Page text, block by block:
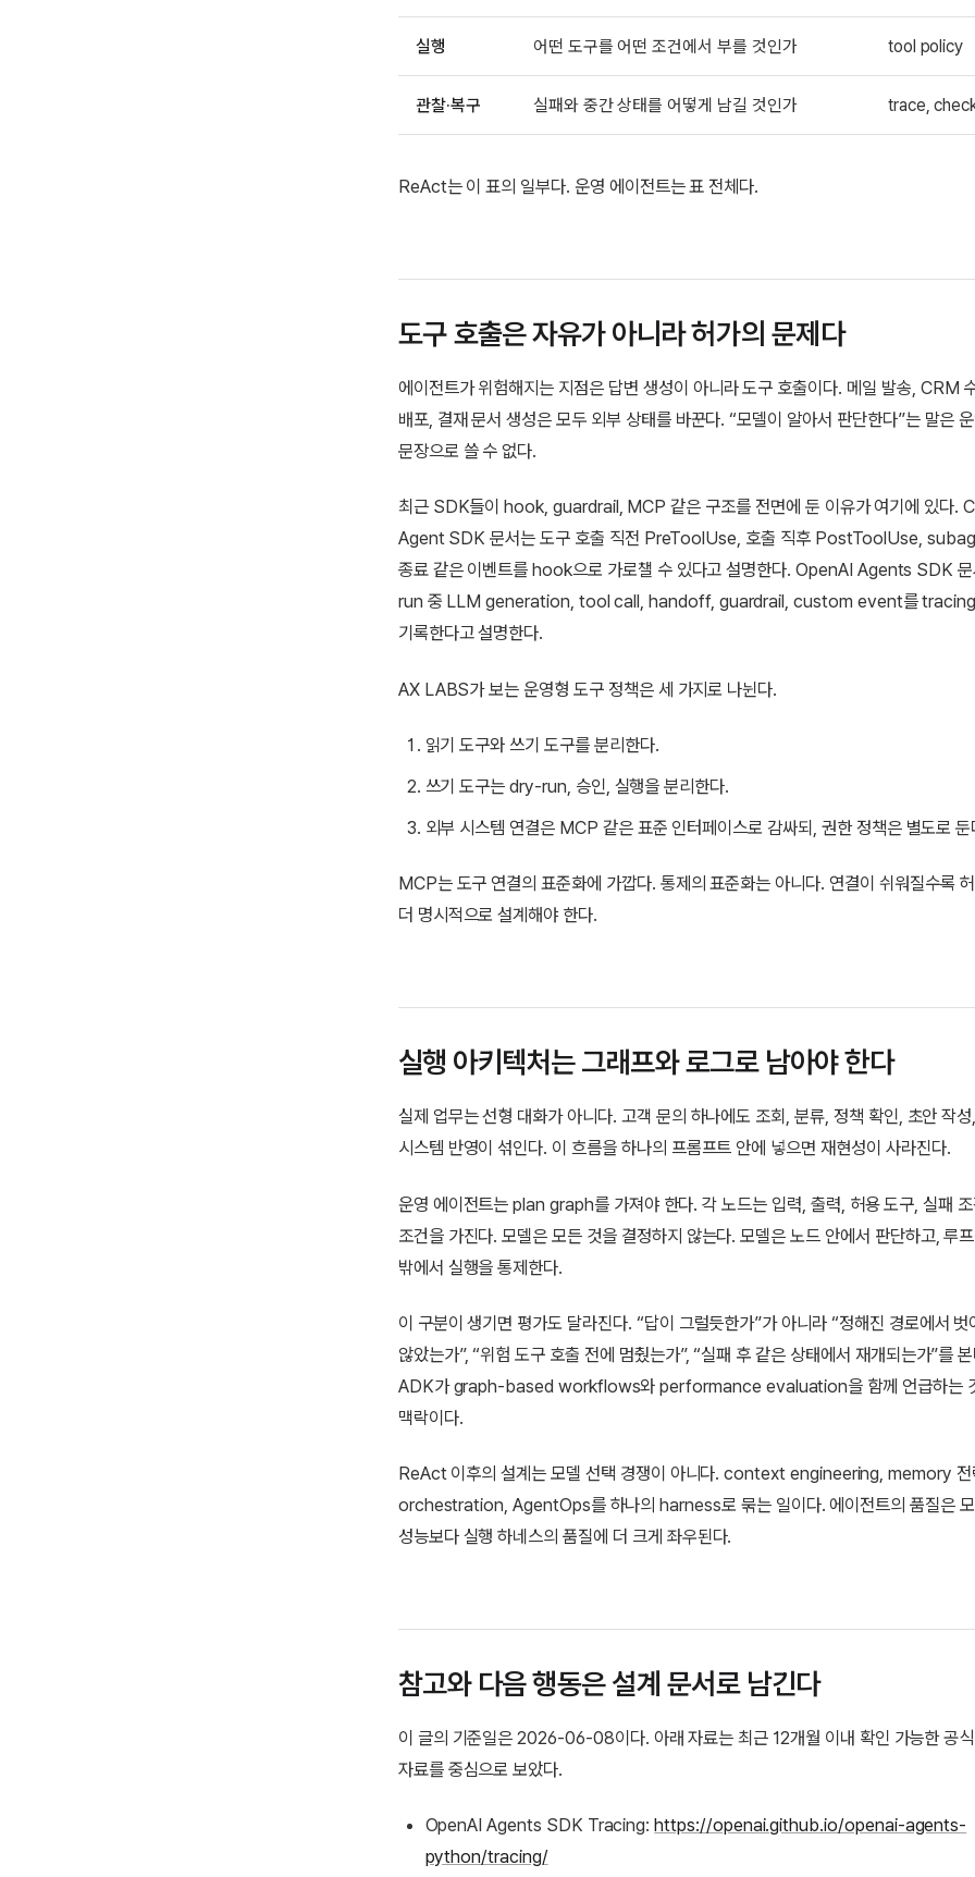
실행 어떤 도구를 어떤 조건에서 부를 것인가 tool policy
관찰·복구 실패와 중간 상태를 어떻게 남길 것인가 trace,
ReAct는 이 표의 일부다. 운영 에이전트는 표 전체다.
도구 호출은 자유가 아니라 허가의 문제다
에이전트가 위험해지는 지점은 답변 생성이 아니라 도구 호출이다. 메일 발송, CRM
배포, 결재 문서 생성은 모두 외부 상태를 바꾼다. “모델이 알아서 판단한다”는 말은
문장으로 쓸 수 없다.
최근 SDK들이 hook, guardrail, MCP 같은 구조를 전면에 둔 이유가 여기에 있다.
Agent SDK 문서는 도구 호출 직전 PreToolUse, 호출 직후 PostToolUse,
종료 같은 이벤트를 hook으로 가로챌 수 있다고 설명한다. OpenAI Agents SDK
run 중 LLM generation, tool call, handoff, guardrail, custom event를 tracing
기록한다고 설명한다.
AX LABS가 보는 운영형 도구 정책은 세 가지로 나뉜다.
읽기 도구와 쓰기 도구를 분리한다.
쓰기 도구는 dry-run, 승인, 실행을 분리한다.
외부 시스템 연결은 MCP 같은 표준 인터페이스로 감싸되, 권한 정책은 별도로 둔
MCP는 도구 연결의 표준화에 가깝다. 통제의 표준화는 아니다. 연결이 쉬워질수록
더 명시적으로 설계해야 한다.
실행 아키텍처는 그래프와 로그로 남아야 한다
실제 업무는 선형 대화가 아니다. 고객 문의 하나에도 조회, 분류, 정책 확인, 초안 작
시스템 반영이 섞인다. 이 흐름을 하나의 프롬프트 안에 넣으면 재현성이 사라진다.
운영 에이전트는 plan graph를 가져야 한다. 각 노드는 입력, 출력, 허용 도구, 실패
조건을 가진다. 모델은 모든 것을 결정하지 않는다. 모델은 노드 안에서 판단하고, 루
밖에서 실행을 통제한다.
이 구분이 생기면 평가도 달라진다. “답이 그럴듯한가”가 아니라 “정해진 경로에서 벗
않았는가”, “위험 도구 호출 전에 멈췄는가”, “실패 후 같은 상태에서 재개되는가”를
ADK가 graph-based workflows와 performance evaluation을 함께 언급하는
맥락이다.
ReAct 이후의 설계는 모델 선택 경쟁이 아니다. context engineering, memory
orchestration, AgentOps를 하나의 harness로 묶는 일이다. 에이전트의 품질은
성능보다 실행 하네스의 품질에 더 크게 좌우된다.
참고와 다음 행동은 설계 문서로 남긴다
이 글의 기준일은 2026-06-08이다. 아래 자료는 최근 12개월 이내 확인 가능한 공
자료를 중심으로 보았다.
OpenAI Agents SDK Tracing:https://openai.github.io/openai-agents-
python/tracing/